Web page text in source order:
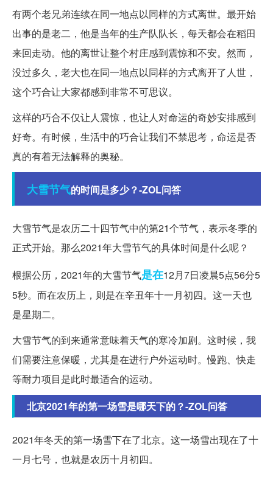
有两个老兄弟连续在同一地点以同样的方式离世。最开始
出事的是老二，他是当年的生产队队长，每天都会在稻田
来回走动。他的离世让整个村庄感到震惊和不安。然而，
没过多久，老大也在同一地点以同样的方式离开了人世，
这个巧合让大家都感到非常不可思议。
这样的巧合不仅让人震惊，也让人对命运的奇妙安排感到
好奇。有时候，生活中的巧合让我们不禁思考，命运是否
真的有着无法解释的奥秘。
大雪节气的时间是多少？-ZOL问答
大雪节气是农历二十四节气中的第21个节气，表示冬季的
正式开始。那么2021年大雪节气的具体时间是什么呢？
根据公历，2021年的大雪节气是在12月7日凌晨5点56分5
5秒。而在农历上，则是在辛丑年十一月初四。这一天也
是星期二。
大雪节气的到来通常意味着天气的寒冷加剧。这时候，我
们需要注意保暖，尤其是在进行户外运动时。慢跑、快走
等耐力项目是此时最适合的运动。
北京2021年的第一场雪是哪天下的？-ZOL问答
2021年冬天的第一场雪下在了北京。这一场雪出现在了十
一月七号，也就是农历十月初四。